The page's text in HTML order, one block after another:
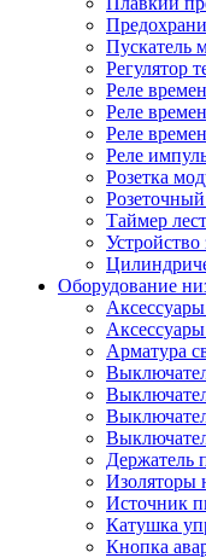
Пускатель
Регулятор
Реле
Реле
Реле
Реле
Розетка
Таймер
Оборудование
Арматура
Держатель
Изоляторы
Источник
Катушка
Кнопка